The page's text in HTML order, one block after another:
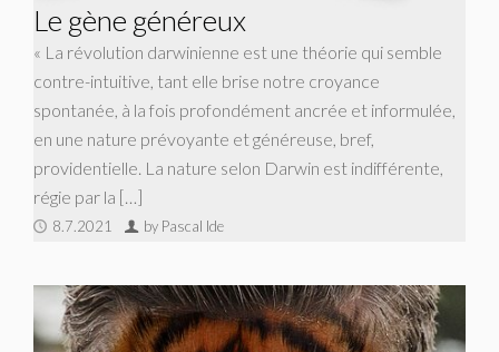
Le gène généreux
« La révolution darwinienne est une théorie qui semble
contre-intuitive, tant elle brise notre croyance
spontanée, à la fois profondément ancrée et informulée,
en une nature prévoyante et généreuse, bref,
providentielle. La nature selon Darwin est indifférente,
régie par la […]
8.7.2021 by Pascal Ide